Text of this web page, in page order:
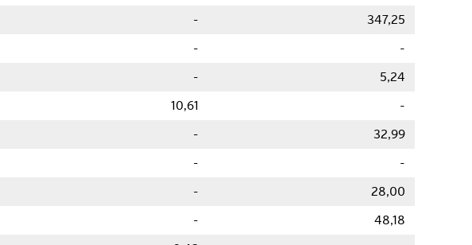
-
347,25
-
-
-
5,24
10,61
-
-
32,99
-
-
-
28,00
-
48,18